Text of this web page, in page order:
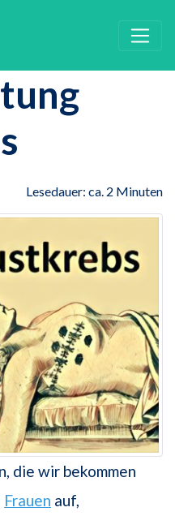
Lesedauer: ca. 2 Minuten
die wir bekommen
Frauen auf,